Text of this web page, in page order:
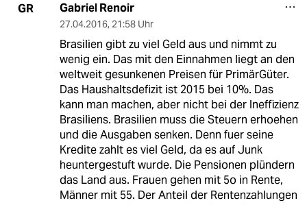
GR Gabriel Renoir
27.04.2016, 21:58 Uhr
Brasilien gibt zu viel Geld aus und nimmt zu
wenig ein. Das mit den Einnahmen liegt an den
weltweit gesunkenen Preisen für PrimärGüter.
Das Haushaltsdefizit ist 2015 bei 10%. Das
kann man machen, aber nicht bei der Ineffizienz
Brasiliens. Brasilien muss die Steuern erhoehen
und die Ausgaben senken. Denn fuer seine
Kredite zahlt es viel Geld, da es auf Junk
heuntergestuft wurde. Die Pensionen plündern
das Land aus. Frauen gehen mit 5o in Rente,
Männer mit 55. Der Anteil der Rentenzahlungen